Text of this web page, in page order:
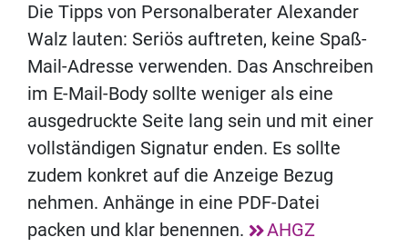
Die Tipps von Personalberater Alexander
Walz lauten: Seriös auftreten, keine Spaß-
Mail-Adresse verwenden. Das Anschreiben
im E-Mail-Body sollte weniger als eine
ausgedruckte Seite lang sein und mit einer
vollständigen Signatur enden. Es sollte
zudem konkret auf die Anzeige Bezug
nehmen. Anhänge in eine PDF-Datei
packen und klar benennen.
AHGZ